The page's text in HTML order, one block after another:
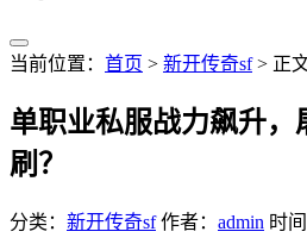
当前位置： 首页 > 新开传奇sf> 正
单职业私服战力飙升，
刷？
分类： 新开传奇sf 作者： admin 时间